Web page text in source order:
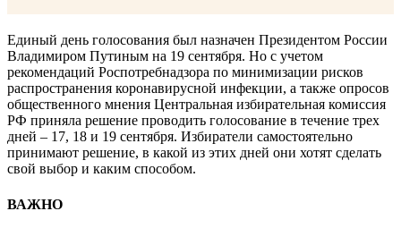
Единый день голосования был назначен Президентом России
Владимиром Путиным на 19 сентября. Но с учетом
рекомендаций Роспотребнадзора по минимизации рисков
распространения коронавирусной инфекции, а также опросов
общественного мнения Центральная избирательная комиссия
РФ приняла решение проводить голосование в течение трех
дней – 17, 18 и 19 сентября. Избиратели самостоятельно
принимают решение, в какой из этих дней они хотят сделать
свой выбор и каким способом.
ВАЖНО